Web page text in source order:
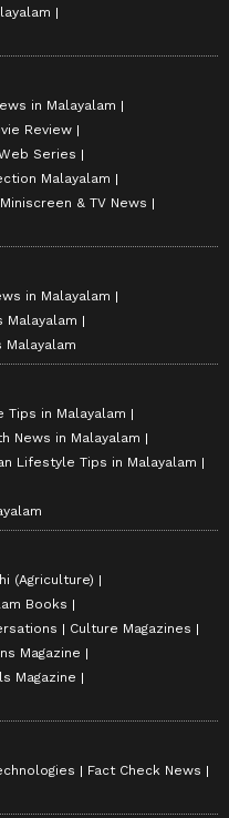
in Malayalam
Review
Series
Malayalam
& TV News
in Malayalam
Malayalam
Malayalam
Tips in Malayalam
News in Malayalam
Lifestyle Tips in Malayalam
(Agriculture)
Books
Culture Magazines
Magazine
Magazine
Fact Check News